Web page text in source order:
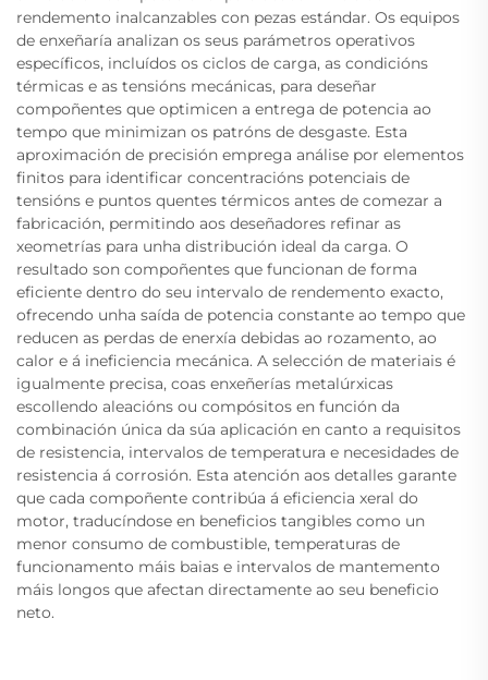
rendemento inalcanzables con pezas estándar. Os equipos
de enxeñaría analizan os seus parámetros operativos
específicos, incluídos os ciclos de carga, as condicións
térmicas e as tensións mecánicas, para deseñar
compoñentes que optimicen a entrega de potencia ao
tempo que minimizan os patróns de desgaste. Esta
aproximación de precisión emprega análise por elementos
finitos para identificar concentracións potenciais de
tensións e puntos quentes térmicos antes de comezar a
fabricación, permitindo aos deseñadores refinar as
xeometrías para unha distribución ideal da carga. O
resultado son compoñentes que funcionan de forma
eficiente dentro do seu intervalo de rendemento exacto,
ofrecendo unha saída de potencia constante ao tempo que
reducen as perdas de enerxía debidas ao rozamento, ao
calor e á ineficiencia mecánica. A selección de materiais é
igualmente precisa, coas enxeñerías metalúrxicas
escollendo aleacións ou compósitos en función da
combinación única da súa aplicación en canto a requisitos
de resistencia, intervalos de temperatura e necesidades de
resistencia á corrosión. Esta atención aos detalles garante
que cada compoñente contribúa á eficiencia xeral do
motor, traducíndose en beneficios tangibles como un
menor consumo de combustible, temperaturas de
funcionamento máis baias e intervalos de mantemento
máis longos que afectan directamente ao seu beneficio
neto.